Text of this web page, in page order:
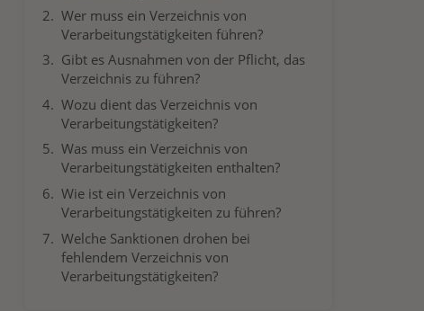
Wer muss ein Verzeichnis von
Verarbeitungstätigkeiten führen?
Gibt es Ausnahmen von der Pflicht, das
Verzeichnis zu führen?
Wozu dient das Verzeichnis von
Verarbeitungstätigkeiten?
Was muss ein Verzeichnis von
Verarbeitungstätigkeiten enthalten?
Wie ist ein Verzeichnis von
Verarbeitungstätigkeiten zu führen?
Welche Sanktionen drohen bei
fehlendem Verzeichnis von
Verarbeitungstätigkeiten?